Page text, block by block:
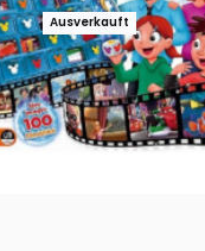
Ausverkauft